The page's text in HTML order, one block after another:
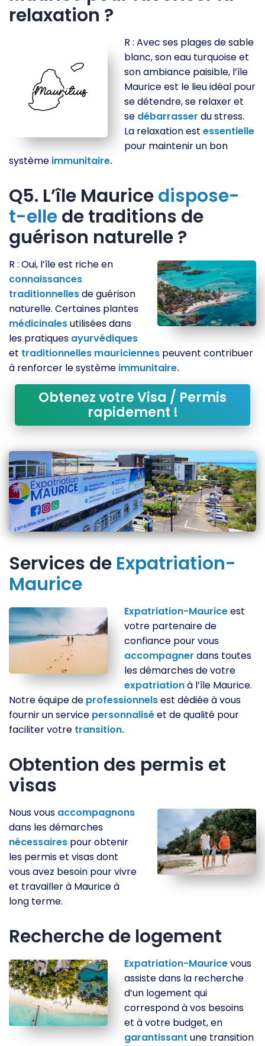
relaxation ?
R : Avec ses plages de sable
blanc, son eau turquoise et
son ambiance paisible, l’île
Maurice est le lieu idéal pour
se détendre, se relaxer et
se débarrasser du stress.
La relaxation estessentielle
pour maintenir un bon
système immunitaire.
Q5. L’île Mauricedispose-
t-ellede traditions de
guérison naturelle ?
R : Oui, l’île est riche en
connaissances
traditionnellesde guérison
naturelle. Certaines plantes
médicinalesutilisées dans
les pratiques ayurvédiques
et traditionnelles mauriciennes peuvent contribuer
à renforcer le système immunitaire.
Obtenez votre Visa / Permis
rapidement !
Services de Expatriation-
Maurice
Expatriation-Mauriceest
votre partenaire de
confiance pour vous
accompagner dans toutes
les démarches de votre
expatriationà l’île Maurice.
Notre équipe de professionnelsest dédiée à vous
fournir un service personnaliséet de qualité pour
faciliter votre transition.
Obtention des permis et
visas
Nous vous accompagnons
dans les démarches
nécessaires pour obtenir
les permis et visas dont
vous avez besoin pour vivre
et travailler à Maurice à
long terme.
Recherche de logement
Expatriation-Mauricevous
assiste dans la recherche
d’un logement qui
correspond à vos besoins
et à votre budget, en
garantissant une transition